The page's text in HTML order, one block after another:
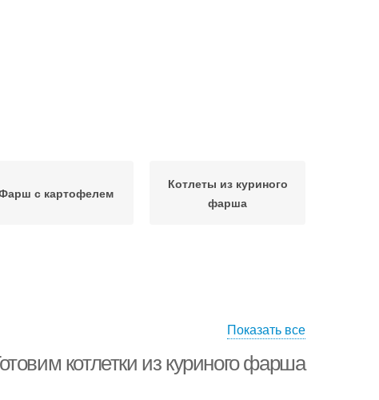
с картофелем
Котлеты из куриного
фарша
Показать все
котлетки из куриного фарша